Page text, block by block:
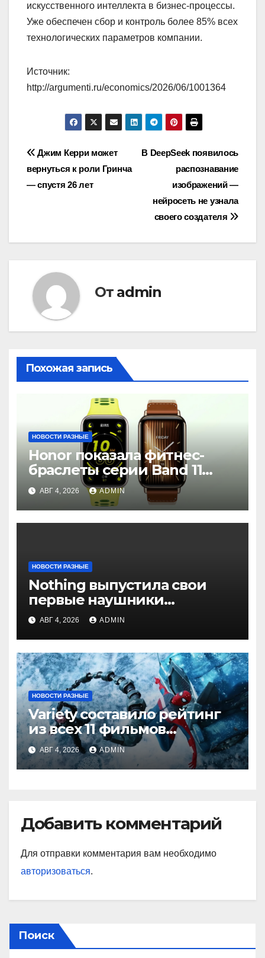
искусственного интеллекта в бизнес-процессы.
Уже обеспечен сбор и контроль более 85% всех
технологических параметров компании.
Источник:
http://argumenti.ru/economics/2026/06/1001364
Навигация
по
В DeepSeek появилось
распознавание
изображений —
нейросеть не узнала
своего создателя
Джим Керри может
вернуться к роли Гринча
— спустя 26 лет
От admin
Похожая запись
НОВОСТИ РАЗНЫЕ
Honor показала фитнес-
браслеты серии Band 11
с GPS и автономностью до
26 дней
АВГ 4, 2026 ADMIN
НОВОСТИ РАЗНЫЕ
Nothing выпустила свои
первые наушники
открытого типа — CMF
Clip Pro
АВГ 4, 2026 ADMIN
НОВОСТИ РАЗНЫЕ
Variety составило рейтинг
из всех 11 фильмов
о Человеке-пауке — от
худшего к лучшему
АВГ 4, 2026 ADMIN
Добавить комментарий
Для отправки комментария вам необходимо
авторизоваться.
Поиск